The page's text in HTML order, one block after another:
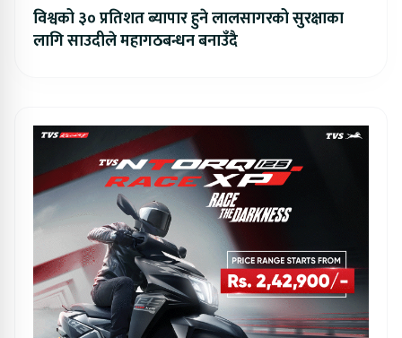
विश्वको ३० प्रतिशत ब्यापार हुने लालसागरको सुरक्षाका
लागि साउदीले महागठबन्धन बनाउँदै